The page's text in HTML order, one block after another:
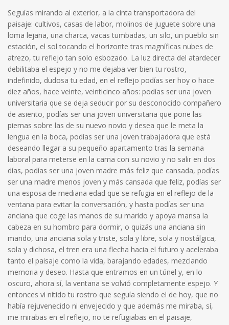
Seguías mirando al exterior, a la cinta transportadora del
paisaje: cultivos, casas de labor, molinos de juguete sobre una
loma lejana, una charca, vacas tumbadas, un silo, un pueblo sin
estación, el sol tocando el horizonte tras magníficas nubes de
atrezo, tu reflejo tan solo esbozado. La luz directa del atardecer
debilitaba el espejo y no me dejaba ver bien tu rostro,
indefinido, dudosa tu edad, en el reflejo podías ser hoy o hace
diez años, hace veinte, veinticinco años: podías ser una joven
universitaria que se deja seducir por su desconocido compañero
de asiento, podías ser una joven universitaria que pone las
piernas sobre las de su nuevo novio y desea que le meta la
lengua en la boca, podías ser una joven trabajadora que está
deseando llegar a su pequeño apartamento tras la semana
laboral para meterse en la cama con su novio y no salir en dos
días, podías ser una joven madre más feliz que cansada, podías
ser una madre menos joven y más cansada que feliz, podías ser
una esposa de mediana edad que se refugia en el reflejo de la
ventana para evitar la conversación, y hasta podías ser una
anciana que coge las manos de su marido y apoya mansa la
cabeza en su hombro para dormir, o quizás una anciana sin
marido, una anciana sola y triste, sola y libre, sola y nostálgica,
sola y dichosa, el tren era una flecha hacia el futuro y aceleraba
tanto el paisaje como la vida, barajando edades, mezclando
memoria y deseo. Hasta que entramos en un túnel y, en lo
oscuro, ahora sí, la ventana se volvió completamente espejo. Y
entonces vi nítido tu rostro que seguía siendo el de hoy, que no
había rejuvenecido ni envejecido y que además me miraba, sí,
me mirabas en el reflejo, no te refugiabas en el paisaje,